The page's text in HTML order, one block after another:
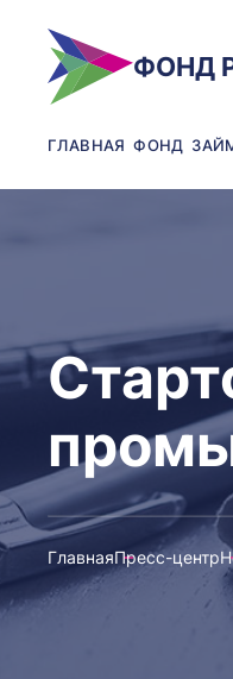
ФОНД
ГЛАВНАЯ ФОНД
ГлавнаяПресс-центр